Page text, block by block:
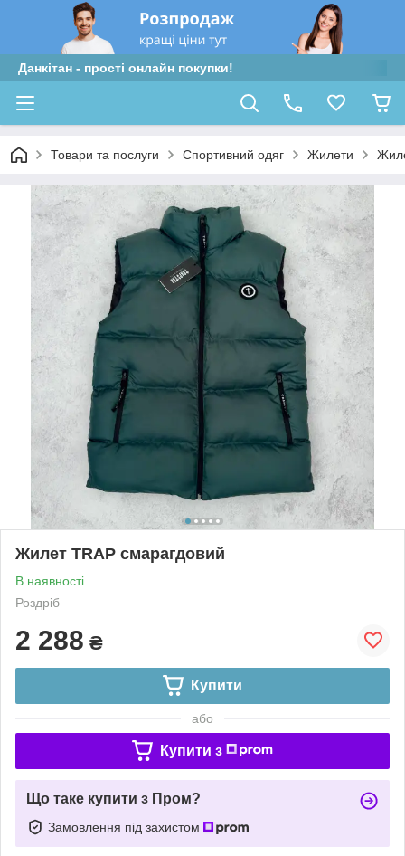
Данкітан - прості онлайн покупки!
Товари та послуги Спортивний одяг Жилети
Жилет TRAP смарагдовий
В наявності
Роздріб
2 288 ₴
Купити
або
Купити з
Що таке купити з Пром?
Замовлення під захистом